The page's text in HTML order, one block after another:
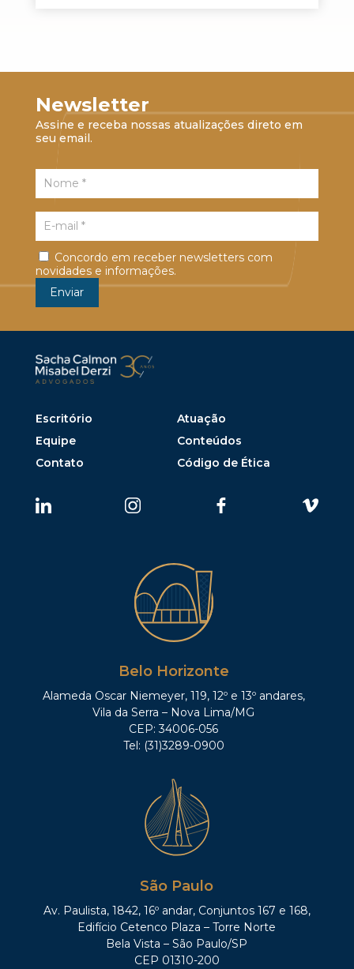
Newsletter
Assine e receba nossas atualizações direto em
seu email.
Concordo em receber newsletters com
novidades e informações.
Escritório
Atuação
Equipe
Conteúdos
Contato
Código de Ética
Belo Horizonte
Alameda Oscar Niemeyer, 119, 12º e 13º andares,
Vila da Serra – Nova Lima/MG
CEP: 34006-056
Tel: (31)3289-0900
São Paulo
Av. Paulista, 1842, 16º andar, Conjuntos 167 e 168,
Edifício Cetenco Plaza – Torre Norte
Bela Vista – São Paulo/SP
CEP 01310-200